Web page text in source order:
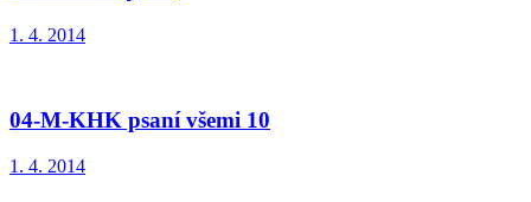
1. 4. 2014
04-M-KHK psaní všemi 10
1. 4. 2014